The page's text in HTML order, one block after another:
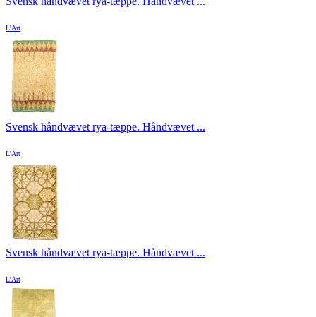
L'Art
Svensk håndvævet rya-tæppe. Håndvævet ...
L'Art
Svensk håndvævet rya-tæppe. Håndvævet ...
L'Art